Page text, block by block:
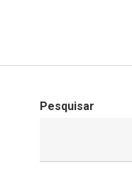
Pesquisar